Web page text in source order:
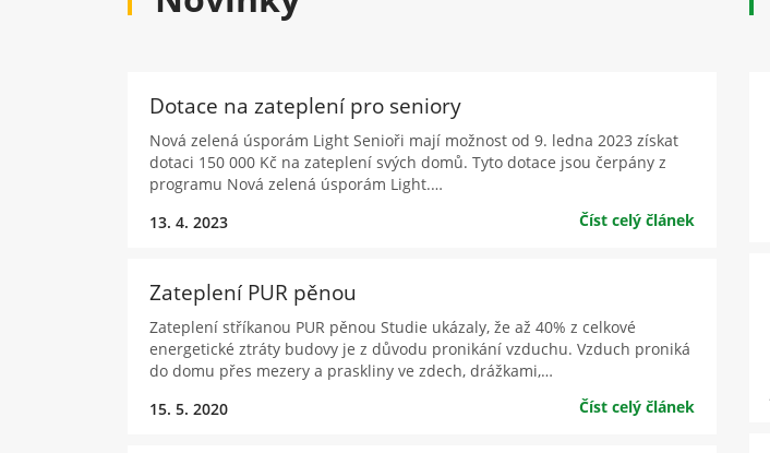
Dotace na zateplení pro seniory
Nová zelená úsporám Light Senioři mají možnost od 9. ledna 2023 získat
dotaci 150 000 Kč na zateplení svých domů. Tyto dotace jsou čerpány z
programu Nová zelená úsporám Light.…
13. 4. 2023
Číst celý článek
Zateplení PUR pěnou
Zateplení stříkanou PUR pěnou Studie ukázaly, že až 40% z celkové
energetické ztráty budovy je z důvodu pronikání vzduchu. Vzduch proniká
do domu přes mezery a praskliny ve zdech, drážkami,…
15. 5. 2020
Číst celý článek